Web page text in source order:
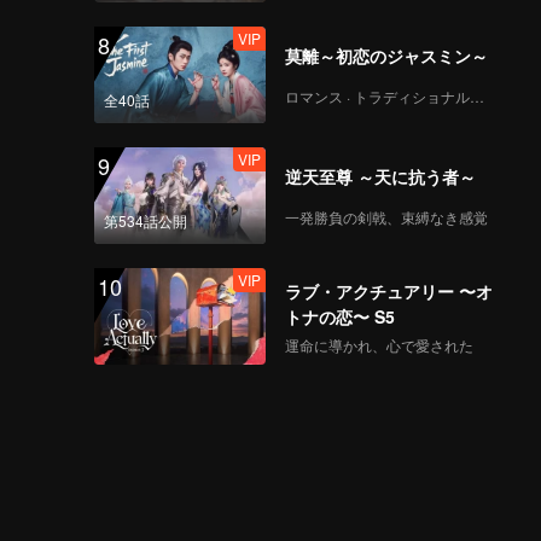
上で邂逅する！
VIP
VIP
VIP EP8 追加シーン-03
8
全40話
VIP
莫離～初恋のジャスミン～
ロマンス · トラディショナル・コスチューム
9
第534話公開
VIP
逆天至尊 ～天に抗う者～
一発勝負の剣戟、束縛なき感覚
10 VIP
ラブ・アクチュアリー 〜オ
トナの恋〜 S5
運命に導かれ、心で愛された